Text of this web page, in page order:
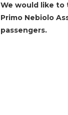
We would like
Primo Nebiolo
passengers.